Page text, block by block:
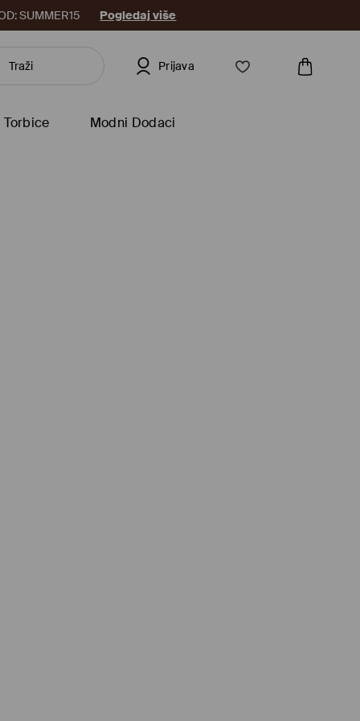
SUMMER15 Pogledaj više
Prijava
Torbice Modni Dodaci